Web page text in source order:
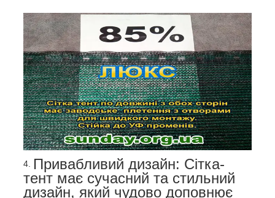
Привабливий дизайн: Сітка-
тент має сучасний та стильний
дизайн, який чудово доповнює